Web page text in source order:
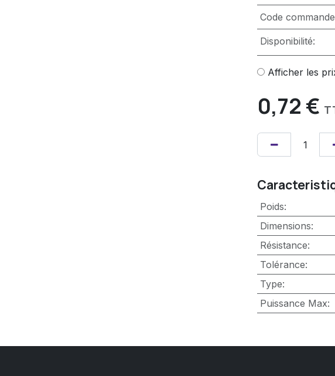
Code
Disponibilité:
Afficher les
0,72 €
Poids:
Dimensions:
Résistance:
Tolérance:
Type:
Puissance Max: